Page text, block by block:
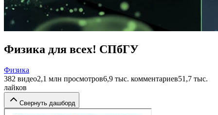
Физика для всех! СПбГУ
Физика
382 видео2,1 млн просмотров6,9 тыс. комментариев51,7 тыс.
лайков
Свернуть дашборд